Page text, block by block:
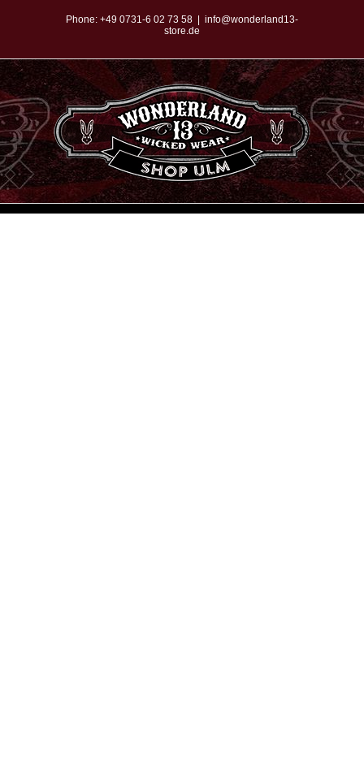
springen
Phone: +49 0731-6 02 73 58
info@wonderland13-
store.de